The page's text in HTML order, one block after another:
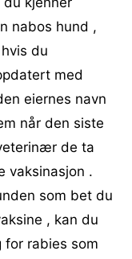
nabos hund ,
du
med
eiernes navn
når den siste
de ta
vaksinasjon .
som bet du
, kan du
for rabies som